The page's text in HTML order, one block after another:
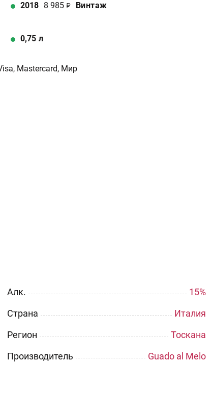
2018 8 985 Винтаж
0,75 л
Mastercard, Мир
Aлк.
15%
Страна
Италия
Регион
Тоскана
Производитель
Guado al Melo